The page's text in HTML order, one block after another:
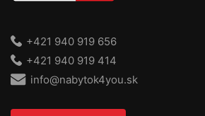
+421 940 919 656
+421 940 919 414
info@nabytok4you.sk